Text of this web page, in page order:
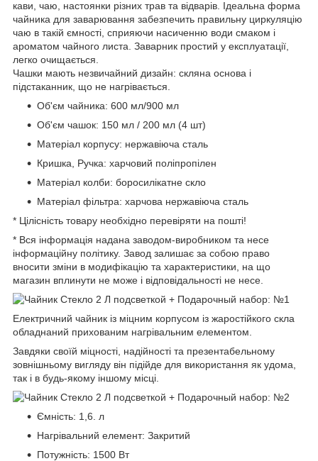
кави, чаю, настоянки різних трав та відварів. Ідеальна форма
чайника для заварювання забезпечить правильну циркуляцію
чаю в такій ємності, сприяючи насиченню води смаком і
ароматом чайного листа. Заварник простий у експлуатації,
легко очищається.
Чашки мають незвичайний дизайн: скляна основа і
підстаканник, що не нагрівається.
Об'єм чайника: 600 мл/900 мл
Об'єм чашок: 150 мл / 200 мл (4 шт)
Матеріал корпусу: нержавіюча сталь
Кришка, Ручка: харчовий поліпропілен
Матеріал колби: боросилікатне скло
Матеріал фільтра: харчова нержавіюча сталь
* Цілісність товару необхідно перевіряти на пошті!
* Вся інформація надана заводом-виробником та несе
інформаційну політику. Завод залишає за собою право
вносити зміни в модифікацію та характеристики, на що
магазин вплинути не може і відповідальності не несе.
Електричний чайник із міцним корпусом із жаростійкого скла
обладнаний прихованим нагрівальним елементом.
Завдяки своїй міцності, надійності та презентабельному
зовнішньому вигляду він підійде для використання як удома,
так і в будь-якому іншому місці.
Ємність: 1,6. л
Нагрівальний елемент: Закритий
Потужність: 1500 Вт